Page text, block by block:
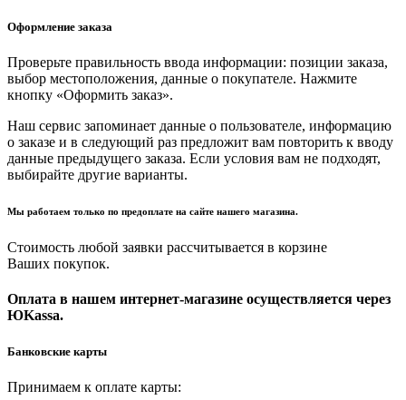
Оформление заказа
Проверьте правильность ввода информации: позиции заказа,
выбор местоположения, данные о покупателе. Нажмите
кнопку «Оформить заказ».
Наш сервис запоминает данные о пользователе, информацию
о заказе и в следующий раз предложит вам повторить к вводу
данные предыдущего заказа. Если условия вам не подходят,
выбирайте другие варианты.
Мы работаем только по предоплате на сайте нашего магазина.
Стоимость любой заявки рассчитывается в корзине
Ваших покупок.
Оплата в нашем интернет-магазине осуществляется через
ЮKassa.
Банковские карты
Принимаем к оплате карты: